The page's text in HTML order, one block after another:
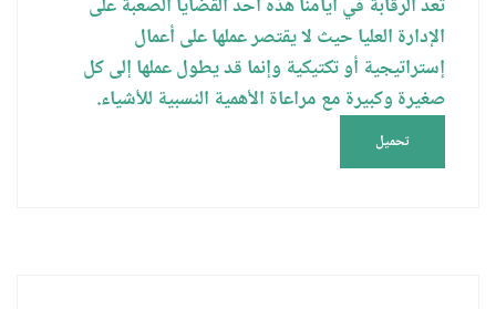
الإدارة العليا حيث لا يقتصر عملها على أعمال
إستراتيجية أو تكتيكية وإنما قد يطول عملها إلى كل
صغيرة وكبيرة مع مراعاة الأهمية النسبية للأشياء.
تحميل